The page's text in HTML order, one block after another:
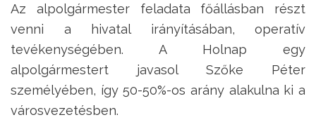
Az alpolgármester feladata főállásban részt
venni a hivatal irányításában, operatív
tevékenységében. A Holnap egy
alpolgármestert javasol Szőke Péter
személyében, így 50-50%-os arány alakulna ki a
városvezetésben.